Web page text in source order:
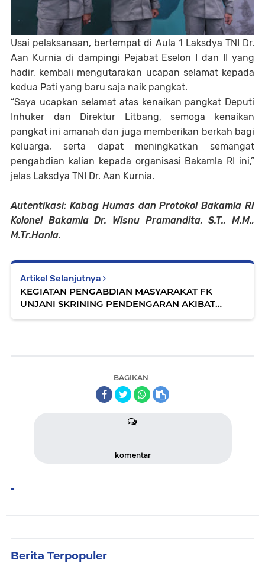
Usai pelaksanaan, bertempat di Aula 1 Laksdya TNI Dr.
Aan Kurnia di dampingi Pejabat Eselon I dan II yang
hadir, kembali mengutarakan ucapan selamat kepada
kedua Pati yang baru saja naik pangkat.
“Saya ucapkan selamat atas kenaikan pangkat Deputi
Inhuker dan Direktur Litbang, semoga kenaikan
pangkat ini amanah dan juga memberikan berkah bagi
keluarga, serta dapat meningkatkan semangat
pengabdian kalian kepada organisasi Bakamla RI ini,”
jelas Laksdya TNI Dr. Aan Kurnia.
Autentikasi: Kabag Humas dan Protokol Bakamla RI
Kolonel Bakamla Dr. Wisnu Pramandita, S.T., M.M.,
M.Tr.Hanla.
Artikel Selanjutnya
KEGIATAN PENGABDIAN MASYARAKAT FK
UNJANI SKRINING PENDENGARAN AKIBAT
BAGIKAN
komentar
-
Berita Terpopuler